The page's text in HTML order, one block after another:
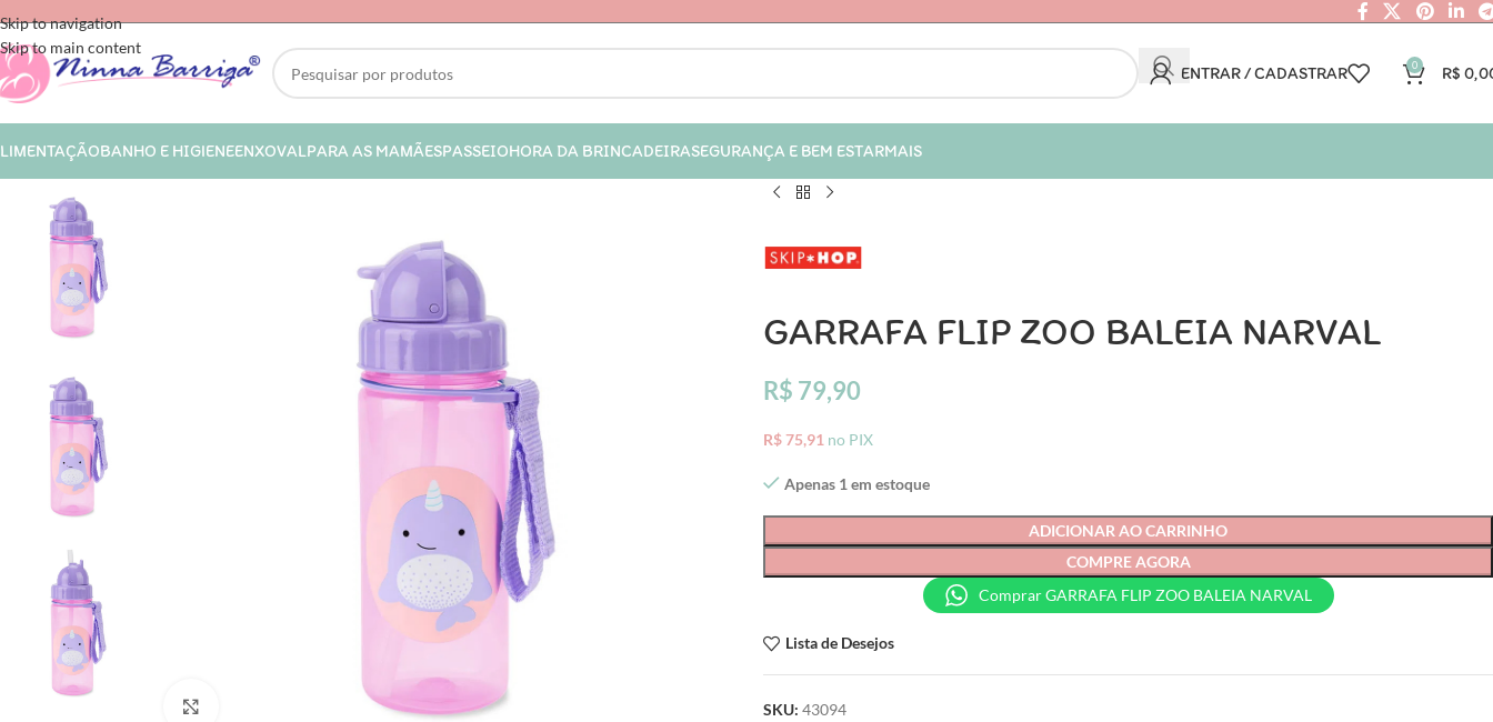
Skip to navigation
Skip to main content
ENTRAR / CADASTRAR 0 R$
BANHO E HIGIENEENXOVALPARA AS MAMÃESPASSEIOHORA DA BRINCADEIRASEGURANÇA E BEM ESTARMAIS
GARRAFA FLIP ZOO BALEIA NARVAL
R$ 79,90
R$75,91 no PIX
Apenas 1 em estoque
ADICIONAR AO CARRINHO
COMPRE AGORA
Comprar GARRAFA FLIP ZOO BALEIA NARVAL
Lista de Desejos
SKU: 43094